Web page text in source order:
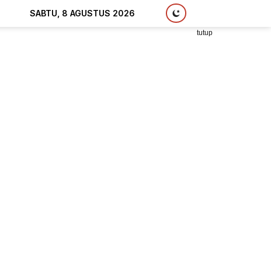
SABTU, 8 AGUSTUS 2026
tutup